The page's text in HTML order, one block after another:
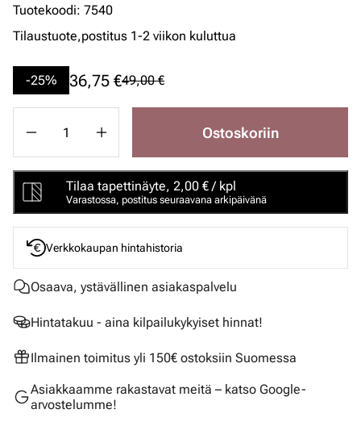
Tuotekoodi: 7540
Tilaustuote,postitus 1-2 viikon kuluttua
-25% 36,75 €49,00 €
Ostoskoriin
Tilaa tapettinäyte, 2,00 € / kpl
Varastossa, postitus seuraavana arkipäivänä
Verkkokaupan hintahistoria
Osaava, ystävällinen asiakaspalvelu
Hintatakuu - aina kilpailukykyiset hinnat!
Ilmainen toimitus yli 150€ ostoksiin Suomessa
Asiakkaamme rakastavat meitä – katso Google-
arvostelumme!